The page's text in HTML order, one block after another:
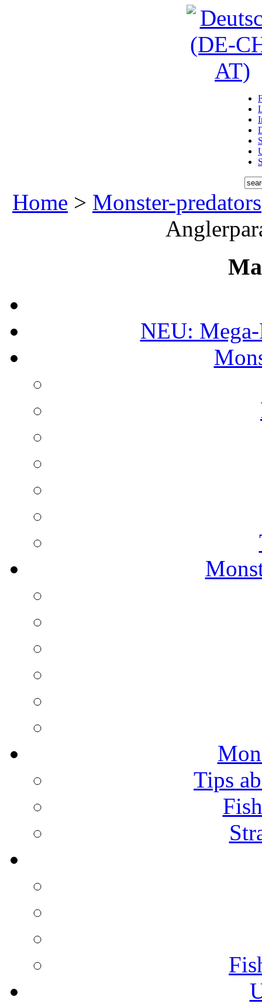
Home > Monster-predators
NEU:
Tips